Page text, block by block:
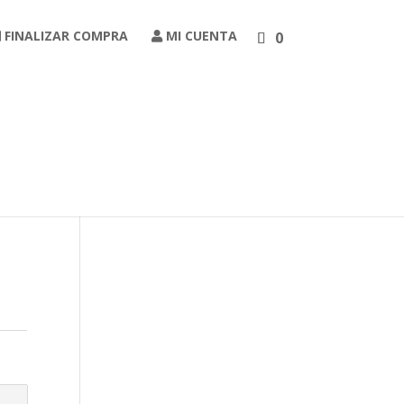
FINALIZAR COMPRA MI CUENTA 0